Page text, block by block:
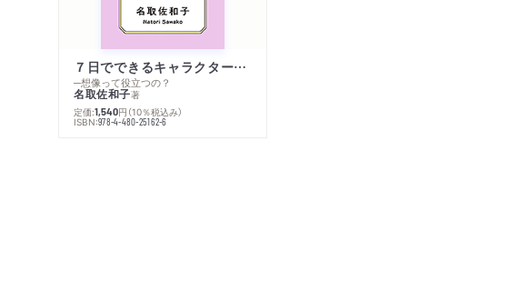
７日でできるキャラクター創作入門
─想像って役立つの？
名取佐和子著
定価:1,540円 （10％税込み）
ISBN:978-4-480-25162-6